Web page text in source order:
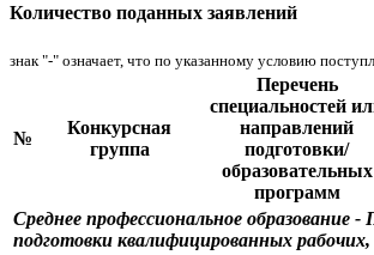
Количество поданных заявлений
знак "-" означает, что по указанному условию
№
Конкурсная
группа
Перечень
специальностей
направлений
подготовки/
образовательных
программ
Среднее профессиональное образование
подготовки квалифицированных